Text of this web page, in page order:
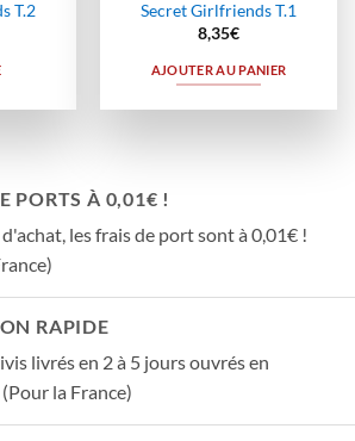
T.2
Secret Girlfriends T.1
8,35€
AJOUTER AU PANIER
PORTS À 0,01€ !
les frais de port sont à 0,01€ !
RAPIDE
livrés en 2 à 5 jours ouvrés en
la France)